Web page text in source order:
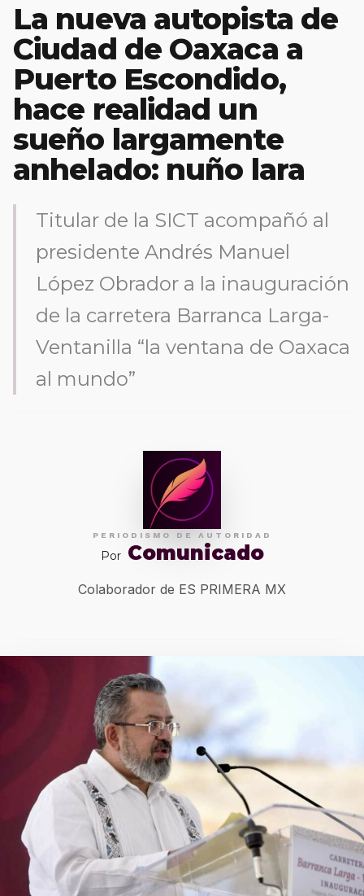
La nueva autopista de
Ciudad de Oaxaca a
Puerto Escondido,
hace realidad un
sueño largamente
anhelado: nuño lara
Titular de la SICT acompañó al
presidente Andrés Manuel
López Obrador a la inauguración
de la carretera Barranca Larga-
Ventanilla “la ventana de Oaxaca
al mundo”
PERIODISMO DE AUTORIDAD
Por Comunicado
Colaborador de ES PRIMERA MX